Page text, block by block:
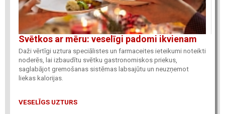
Svētkos ar mēru: veselīgi padomi ikvienam
Daži vērtīgi uztura speciālistes un farmaceites ieteikumi noteikti
noderēs, lai izbaudītu svētku gastronomiskos priekus,
saglabājot gremošanas sistēmas labsajūtu un neuzņemot
liekas kalorijas.
VESELĪGS UZTURS